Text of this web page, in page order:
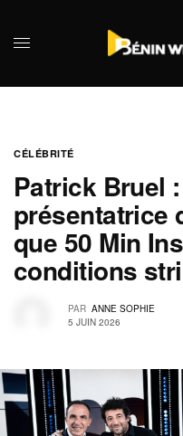
CÉLÉBRITÉ
Patrick Bruel
présentatrice
que 50 Min
conditions
PAR ANNE SOPHIE
5 JUIN 2026